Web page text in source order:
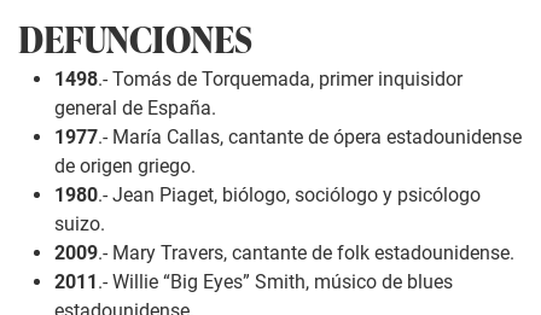
DEFUNCIONES
1498.- Tomás de Torquemada, primer inquisidor
general de España.
1977.- María Callas, cantante de ópera estadounidense
de origen griego.
1980.- Jean Piaget, biólogo, sociólogo y psicólogo
suizo.
2009.- Mary Travers, cantante de folk estadounidense.
2011.- Willie “Big Eyes” Smith, músico de blues